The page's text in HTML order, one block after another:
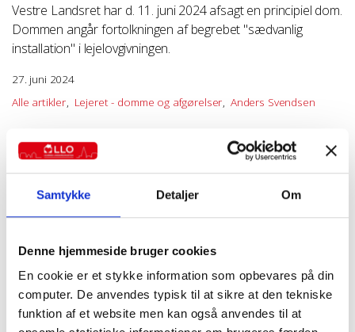
Samtykke Detaljer Om
Denne hjemmeside bruger cookies
En cookie er et stykke information som opbevares på din
computer. De anvendes typisk til at sikre at den tekniske
funktion af et website men kan også anvendes til at
Vestre Landsret har d. 11. juni 2024 afsagt en principiel dom.
Dommen angår fortolkningen af begrebet "sædvanlig
installation" i lejelovgivningen.
27. juni 2024
Alle artikler
Lejeret - domme og afgørelser Anders Svendsen